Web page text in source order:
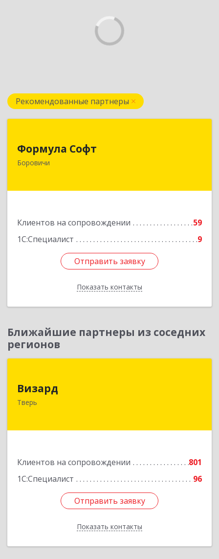
Рекомендованные партнеры
Формула Софт
Боровичи
Клиентов на сопровождении
59
1С:Специалист
9
Отправить заявку
Показать контакты
174411, Новгородская обл, Боровичский р-н,
Боровичи г, Международная ул, дом № 6
Подробнее
Отправить заявку
Назад
Ближайшие партнеры из соседних
регионов
Визард
Тверь
Клиентов на сопровождении
801
1С:Специалист
96
Отправить заявку
Показать контакты
170006, Тверская обл, Тверь г, Учительская ул,
Подробнее
Отправить заявку
Назад